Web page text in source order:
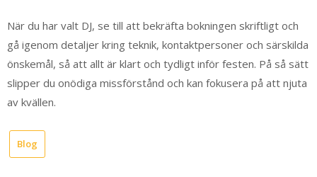
När du har valt DJ, se till att bekräfta bokningen skriftligt och
gå igenom detaljer kring teknik, kontaktpersoner och särskilda
önskemål, så att allt är klart och tydligt inför festen. På så sätt
slipper du onödiga missförstånd och kan fokusera på att njuta
av kvällen.
Blog